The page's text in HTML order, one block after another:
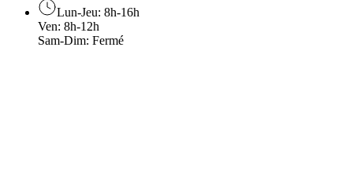
Lun-Jeu: 8h-16h
Ven: 8h-12h
Sam-Dim: Fermé